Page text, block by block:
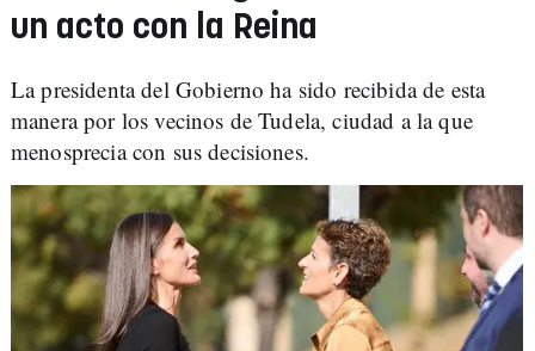
un acto con la Reina
La presidenta del Gobierno ha sido recibida de esta
manera por los vecinos de Tudela, ciudad a la que
menosprecia con sus decisiones.